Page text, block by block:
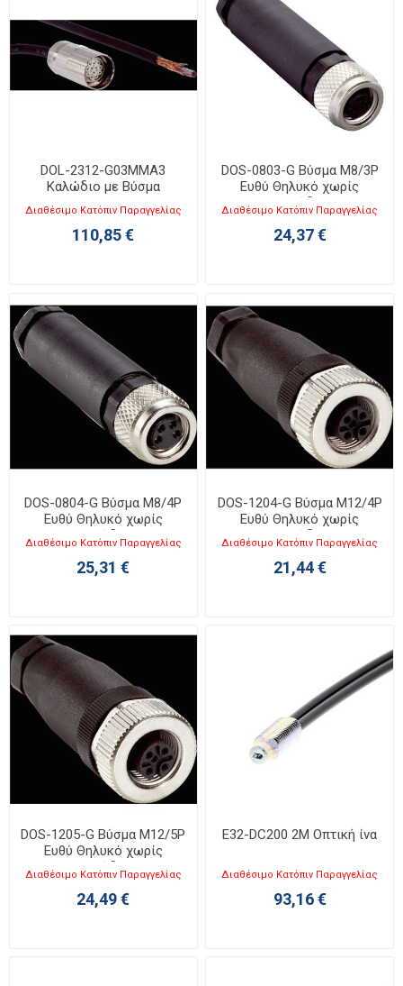
DOL-2312-G03MMA3
Καλώδιο με Βύσμα
Διαθέσιμο Κατόπιν Παραγγελίας
110,85 €
DOS-0803-G Βύσμα M8/3P
Ευθύ Θηλυκό χωρίς
καλώδιο
Διαθέσιμο Κατόπιν Παραγγελίας
24,37 €
DOS-0804-G Βύσμα M8/4P
Ευθύ Θηλυκό χωρίς
καλώδιο
Διαθέσιμο Κατόπιν Παραγγελίας
25,31 €
DOS-1204-G Βύσμα M12/4P
Ευθύ Θηλυκό χωρίς
καλώδιο
Διαθέσιμο Κατόπιν Παραγγελίας
21,44 €
DOS-1205-G Βύσμα M12/5P
Ευθύ Θηλυκό χωρίς
καλώδιο
Διαθέσιμο Κατόπιν Παραγγελίας
24,49 €
E32-DC200 2M Οπτική ίνα
Διαθέσιμο Κατόπιν Παραγγελίας
93,16 €